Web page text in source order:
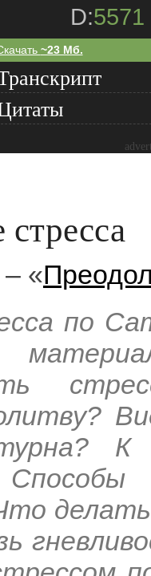
D:5571
~23 Мб.
– «
по
К